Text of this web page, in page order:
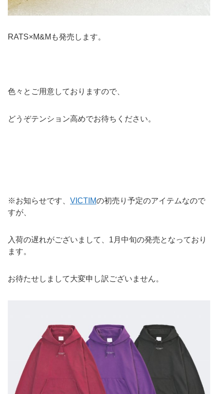
RATS×M&Mも発売します。
色々とご用意しておりますので、
どうぞテンション高めでお待ちください。
※お知らせです、 VICTIMの初売り予定のアイテムなので
すが、
入荷の遅れがございまして、1月中旬の発売となっており
ます。
お待たせしまして大変申し訳ございません。